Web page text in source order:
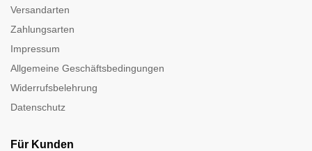
Versandarten
Zahlungsarten
Impressum
Allgemeine Geschäftsbedingungen
Widerrufsbelehrung
Datenschutz
Für Kunden